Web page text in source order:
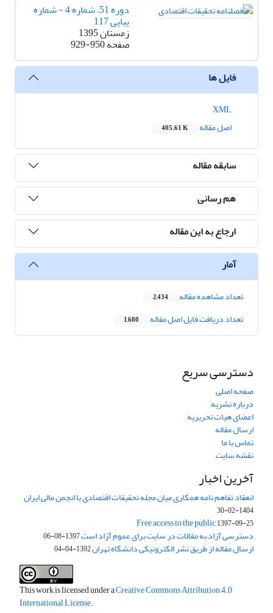
دوره 51، شماره 4 - شماره
پیاپی 117
زمستان 1395
صفحه929-950
فایل ها
اصل مقاله
405.61 K
سابقه مقاله
هم رسانی
ارجاع به این مقاله
آمار
تعداد مشاهده مقاله 2,434
تعداد دریافت فایل اصل مقاله 1,680
دسترسی سریع
صفحه اصلی
درباره نشریه
اعضای هیات تحریریه
ارسال مقاله
تماس با ما
نقشه سایت
آخرین اخبار
انعقاد تفاهم نامه همکاری میان مجله تحقیقات اقتصادی با انجمن مالی ایران
1404-02-30
Free access to the public1397-09-25
دسترسی آزاد به مقالات در سایت برای عموم آزاد است1397-08-06
ارسال مقاله از طریق نشر الکترونیکی دانشگاه تهران1392-04-04
This work is licensed under aCreative Commons Attribution 4.0
International License.